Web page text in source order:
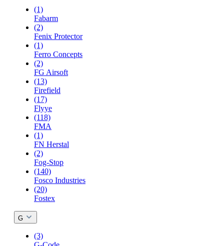
(1)
Fabarm
(2)
Fenix Protector
(1)
Ferro Concepts
(2)
FG Airsoft
(13)
Firefield
(17)
Flyye
(118)
FMA
(1)
FN Herstal
(2)
Fog-Stop
(140)
Fosco Industries
(20)
Fostex
G
(3)